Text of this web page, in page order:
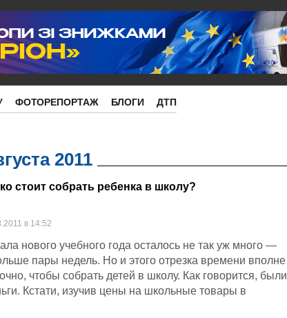
ФОТОРЕПОРТАЖ БЛОГИ ДТП
2011
стоит собрать ребенка в школу?
в 14:52
нового учебного года осталось не так уж много —
пары недель. Но и этого отрезка времени вполне
чтобы собрать детей в школу. Как говорится, были
Кстати, изучив цены на школьные товары в